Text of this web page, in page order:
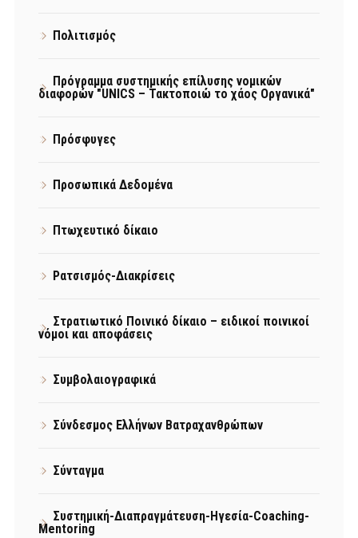
Πολιτισμός
Πρόγραμμα συστημικής επίλυσης νομικών
διαφορών "UNICS – Τακτοποιώ το χάος Οργανικά"
Πρόσφυγες
Προσωπικά Δεδομένα
Πτωχευτικό δίκαιο
Ρατσισμός-Διακρίσεις
Στρατιωτικό Ποινικό δίκαιο – ειδικοί ποινικοί
νόμοι και αποφάσεις
Συμβολαιογραφικά
Σύνδεσμος Ελλήνων Βατραχανθρώπων
Σύνταγμα
Συστημική-Διαπραγμάτευση-Ηγεσία-Coaching-
Mentoring